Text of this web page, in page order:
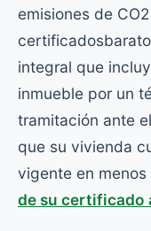
emisiones de
integral que
inmueble por un
tramitación ante
que su vivienda
vigente en
de su certificado